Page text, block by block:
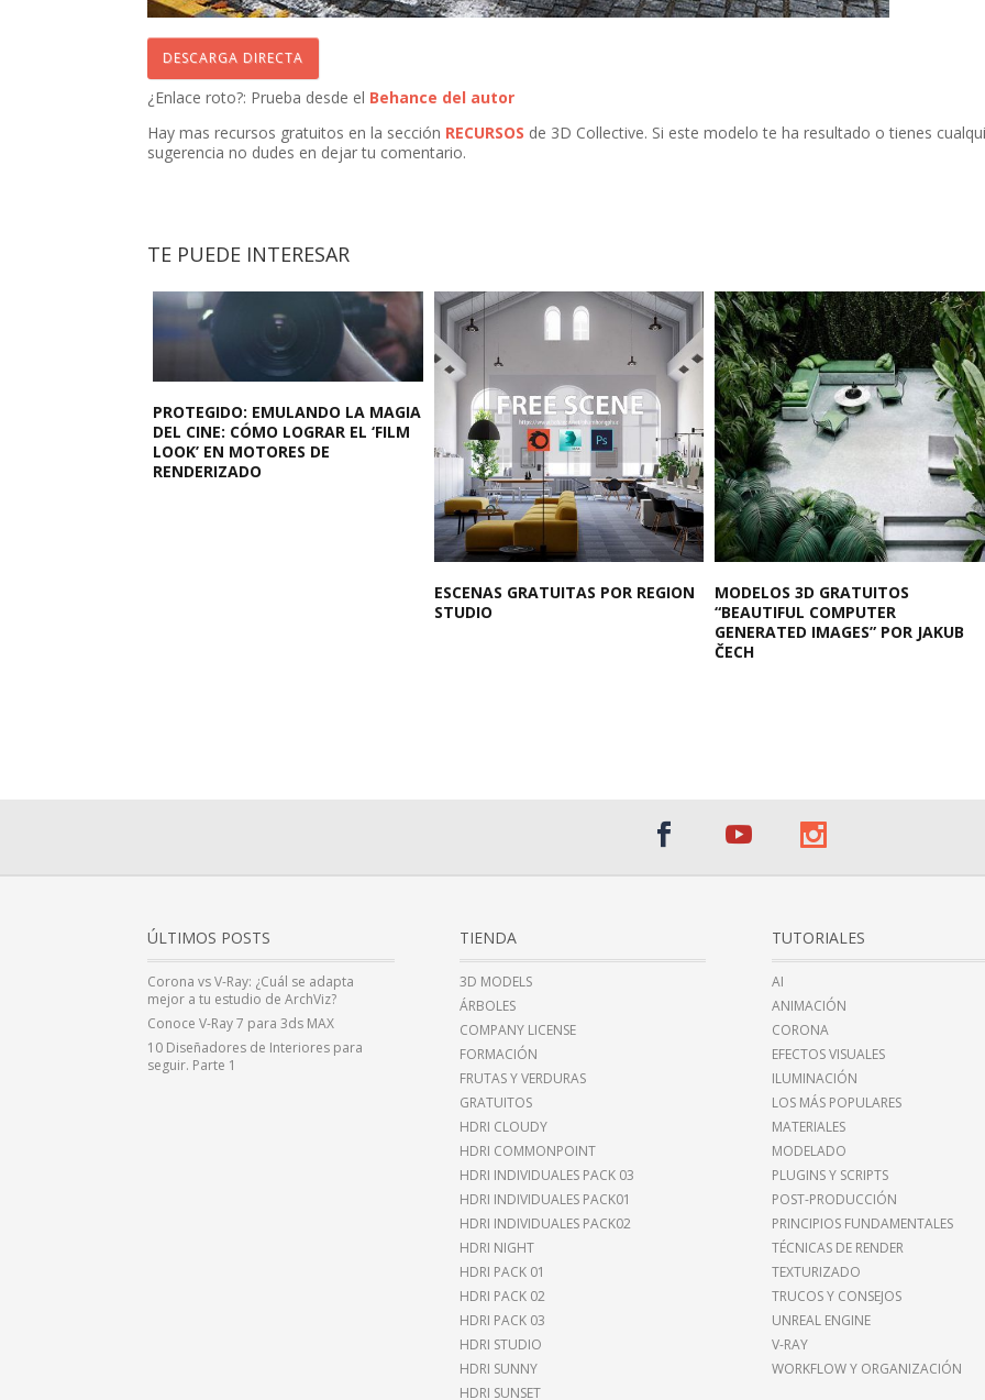
DESCARGA DIRECTA
¿Enlace roto?: Prueba desde el Behance del autor
Hay mas recursos gratuitos en la sección RECURSOS de 3D Collective. Si este modelo te ha resultado o tienes
sugerencia no dudes en dejar tu comentario.
TE PUEDE INTERESAR
PROTEGIDO: EMULANDO LA MAGIA
DEL CINE: CÓMO LOGRAR EL ‘FILM
LOOK’ EN MOTORES DE
RENDERIZADO
ESCENAS GRATUITAS POR REGION
STUDIO
MODELOS 3D GRATUITOS
“BEAUTIFUL COMPUTER
GENERATED IMAGES” POR JAKUB
ČECH
ÚLTIMOS POSTS
Corona vs V-Ray: ¿Cuál se adapta
mejor a tu estudio de ArchViz?
Conoce V-Ray 7 para 3ds MAX
10 Diseñadores de Interiores para
seguir. Parte 1
TIENDA
3D MODELS
ÁRBOLES
COMPANY LICENSE
FORMACIÓN
FRUTAS Y VERDURAS
GRATUITOS
HDRI CLOUDY
HDRI COMMONPOINT
HDRI INDIVIDUALES PACK 03
HDRI INDIVIDUALES PACK01
HDRI INDIVIDUALES PACK02
HDRI NIGHT
HDRI PACK 01
HDRI PACK 02
HDRI PACK 03
HDRI STUDIO
HDRI SUNNY
HDRI SUNSET
TUTORIALES
AI
ANIMACIÓN
CORONA
EFECTOS VISUALES
ILUMINACIÓN
LOS MÁS POPULARES
MATERIALES
MODELADO
PLUGINS Y SCRIPTS
POST-PRODUCCIÓN
PRINCIPIOS FUNDAMENTALES
TÉCNICAS DE RENDER
TEXTURIZADO
TRUCOS Y CONSEJOS
UNREAL ENGINE
V-RAY
WORKFLOW Y ORGANIZACIÓN